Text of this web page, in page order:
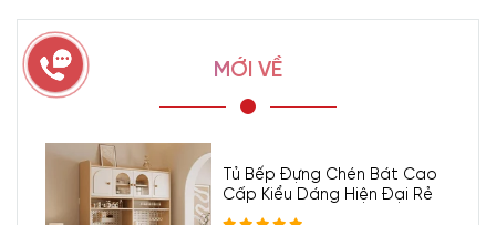
MỚI VỀ
Tủ Bếp Đựng Chén Bát Cao
Cấp Kiểu Dáng Hiện Đại Rẻ